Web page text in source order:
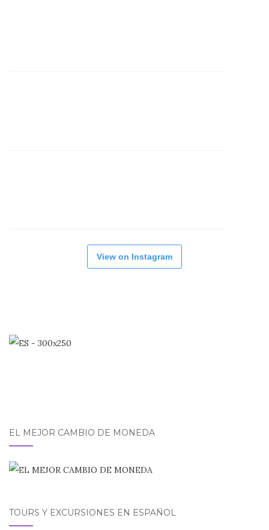
View on Instagram
EL MEJOR CAMBIO DE MONEDA
TOURS Y EXCURSIONES EN ESPAÑOL